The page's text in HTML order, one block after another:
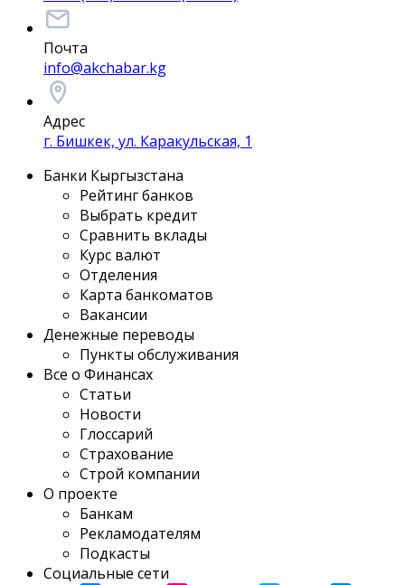
Почта
info@akchabar.kg
Адрес
г. Бишкек, ул. Каракульская, 1
Банки Кыргызстана
Рейтинг банков
Выбрать кредит
Сравнить вклады
Курс валют
Отделения
Карта банкоматов
Вакансии
Денежные переводы
Пункты обслуживания
Все о Финансах
Статьи
Новости
Глоссарий
Страхование
Строй компании
О проекте
Банкам
Рекламодателям
Подкасты
Социальные сети